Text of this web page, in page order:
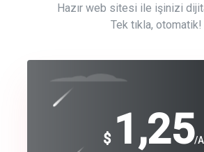
Hazır web sitesi ile işinizi
Tek tıkla, otomatik!
$ 1,25/
Free
Basic